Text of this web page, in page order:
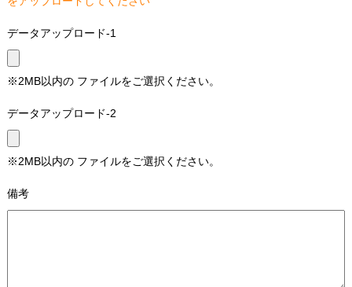
データアップロード-1
※2MB以内の ファイルをご選択ください。
データアップロード-2
※2MB以内の ファイルをご選択ください。
備考